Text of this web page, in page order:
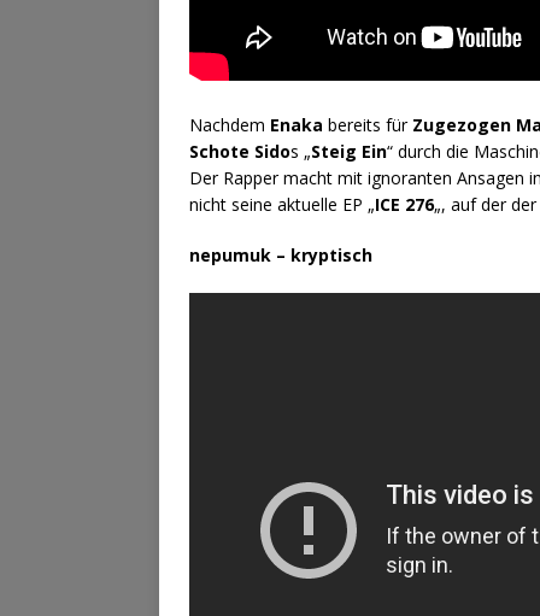
Nachdem Enaka bereits für Zugezogen
Schote Sidos „Steig Ein“ durch die
Der Rapper macht mit ignoranten Ansagen
nicht seine aktuelle EP „ICE 276„, auf der
nepumuk – kryptisch